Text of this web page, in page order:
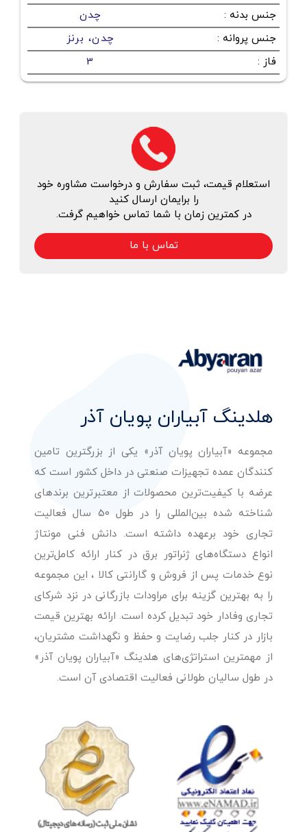
جنس بدنه :
چدن
جنس پروانه :
چدن، برنز
فاز :
3
استعلام قیمت، ثبت سفارش و درخواست مشاوره خود
را برایمان ارسال کنید
در کمترین زمان با شما تماس خواهیم گرفت.
تماس با ما
هلدینگ آبیاران پویان آذر
مجموعه «آبیاران پویان آذر» یکی از بزرگترین تامین
کنندگان عمده تجهیزات صنعتی در داخل کشور است که
عرضه با کیفیت‌ترین محصولات از معتبرترین برندهای
شناخته شده بین‌المللی را در طول 50 سال فعالیت
تجاری خود برعهده داشته است. دانش فنی مونتاژ
انواع دستگاه‌های ژنراتور برق در کنار ارائه کامل‌ترین
نوع خدمات پس از فروش و گارانتی کالا ، این مجموعه
را به بهترین گزینه برای مراودات بازرگانی در نزد شرکای
تجاری وفادار خود تبدیل کرده است. ارائه بهترین قیمت
بازار در کنار جلب رضایت و حفظ و نگهداشت مشتریان،
از مهمترین استراتژی‌های هلدینگ «آبیاران پویان آذر»
در طول سالیان طولانی فعالیت اقتصادی آن است.